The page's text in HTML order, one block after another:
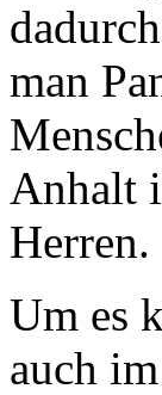
man
Anhalt
Herren.
Um es
auch